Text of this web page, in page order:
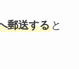
郵送すると